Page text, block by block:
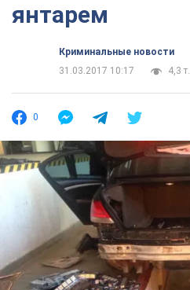
янтарем
Криминальные новости
31.03.2017 10:17
4,3 т.
0